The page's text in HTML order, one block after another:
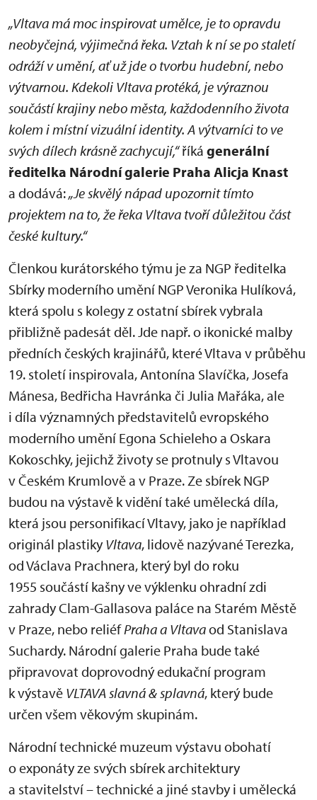
„Vltava má moc inspirovat umělce, je to opravdu
neobyčejná, výjimečná řeka. Vztah k ní se po staletí
odráží v umění, ať už jde o tvorbu hudební, nebo
výtvarnou. Kdekoli Vltava protéká, je výraznou
součástí krajiny nebo města, každodenního života
kolem i místní vizuální identity. A výtvarníci to ve
svých dílech krásně zachycují,“říká generální
ředitelka Národní galerie Praha Alicja Knast
a dodává:„Je skvělý nápad upozornit tímto
projektem na to, že řeka Vltava tvoří důležitou část
české kultury.“
Členkou kurátorského týmu je za NGP ředitelka
Sbírky moderního umění NGP Veronika Hulíková,
která spolu s kolegy z ostatní sbírek vybrala
přibližně padesát děl. Jde např. o ikonické malby
předních českých krajinářů, které Vltava v průběhu
19. století inspirovala, Antonína Slavíčka, Josefa
Mánesa, Bedřicha Havránka či Julia Mařáka, ale
i díla významných představitelů evropského
moderního umění Egona Schieleho a Oskara
Kokoschky, jejichž životy se protnuly s Vltavou
v Českém Krumlově a v Praze. Ze sbírek NGP
budou na výstavě k vidění také umělecká díla,
která jsou personifikací Vltavy, jako je například
originál plastiky Vltava, lidově nazývané Terezka,
od Václava Prachnera, který byl do roku
1955 součástí kašny ve výklenku ohradní zdi
zahrady Clam-Gallasova paláce na Starém Městě
v Praze, nebo reliéfPraha a Vltavaod Stanislava
Suchardy. Národní galerie Praha bude také
připravovat doprovodný edukační program
k výstavě VLTAVA slavná & splavná, který bude
určen všem věkovým skupinám.
Národní technické muzeum výstavu obohatí
o exponáty ze svých sbírek architektury
a stavitelství – technické a jiné stavby i umělecká